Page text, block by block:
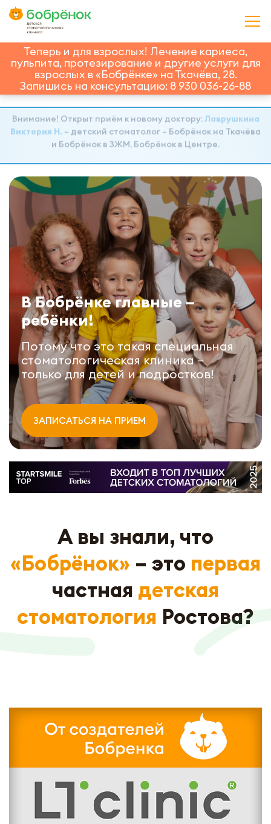
Теперь и для взрослых! Лечение кариеса,
пульпита, протезирование и другие услуги для
взрослых в «Бобрёнке» на Ткачёва, 28.
Запишись на консультацию: 8 930 036-26-88
Внимание! Открыт приём к новому доктору:Лаврушкина
Виктория Н. – детский стоматолог – Бобрёнок на Ткачёва
и Бобрёнок в ЗЖМ, Бобрёнок в Центре.
В Бобрёнке главные –
ребёнки!
Потому что это такая специальная
стоматологическая клиника –
только для детей и подростков!
ЗАПИСАТЬСЯ НА ПРИЕМ
А вы знали, что
«Бобрёнок» – это первая
частная детская
стоматология Ростова?